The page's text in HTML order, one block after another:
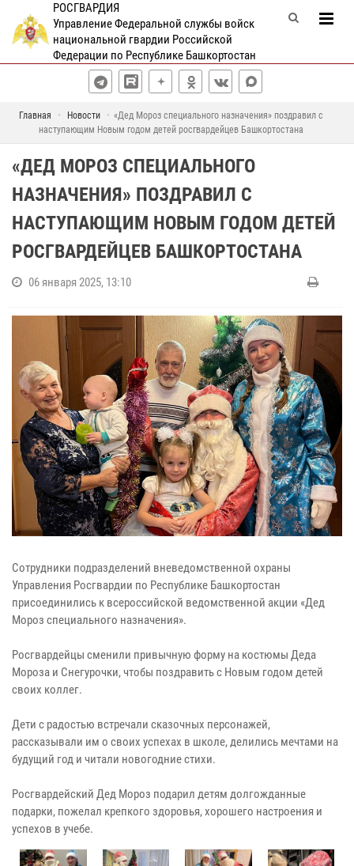
РОСГВАРДИЯ
Управление Федеральной службы войск
национальной гвардии Российской
Федерации по Республике Башкортостан
Главная Новости
«Дед Мороз специального назначения» поздравил с
наступающим Новым годом детей росгвардейцев Башкортостана
«ДЕД МОРОЗ СПЕЦИАЛЬНОГО
НАЗНАЧЕНИЯ» ПОЗДРАВИЛ С
НАСТУПАЮЩИМ НОВЫМ ГОДОМ ДЕТЕЙ
РОСГВАРДЕЙЦЕВ БАШКОРТОСТАНА
06 января 2025, 13:10
Сотрудники подразделений вневедомственной охраны
Управления Росгвардии по Республике Башкортостан
присоединились к всероссийской ведомственной акции «Дед
Мороз специального назначения».
Росгвардейцы сменили привычную форму на костюмы Деда
Мороза и Снегурочки, чтобы поздравить с Новым годом детей
своих коллег.
Дети с радостью встречали сказочных персонажей,
рассказывали им о своих успехах в школе, делились мечтами на
будущий год и читали новогодние стихи.
Росгвардейский Дед Мороз подарил детям долгожданные
подарки, пожелал крепкого здоровья, хорошего настроения и
успехов в учебе.